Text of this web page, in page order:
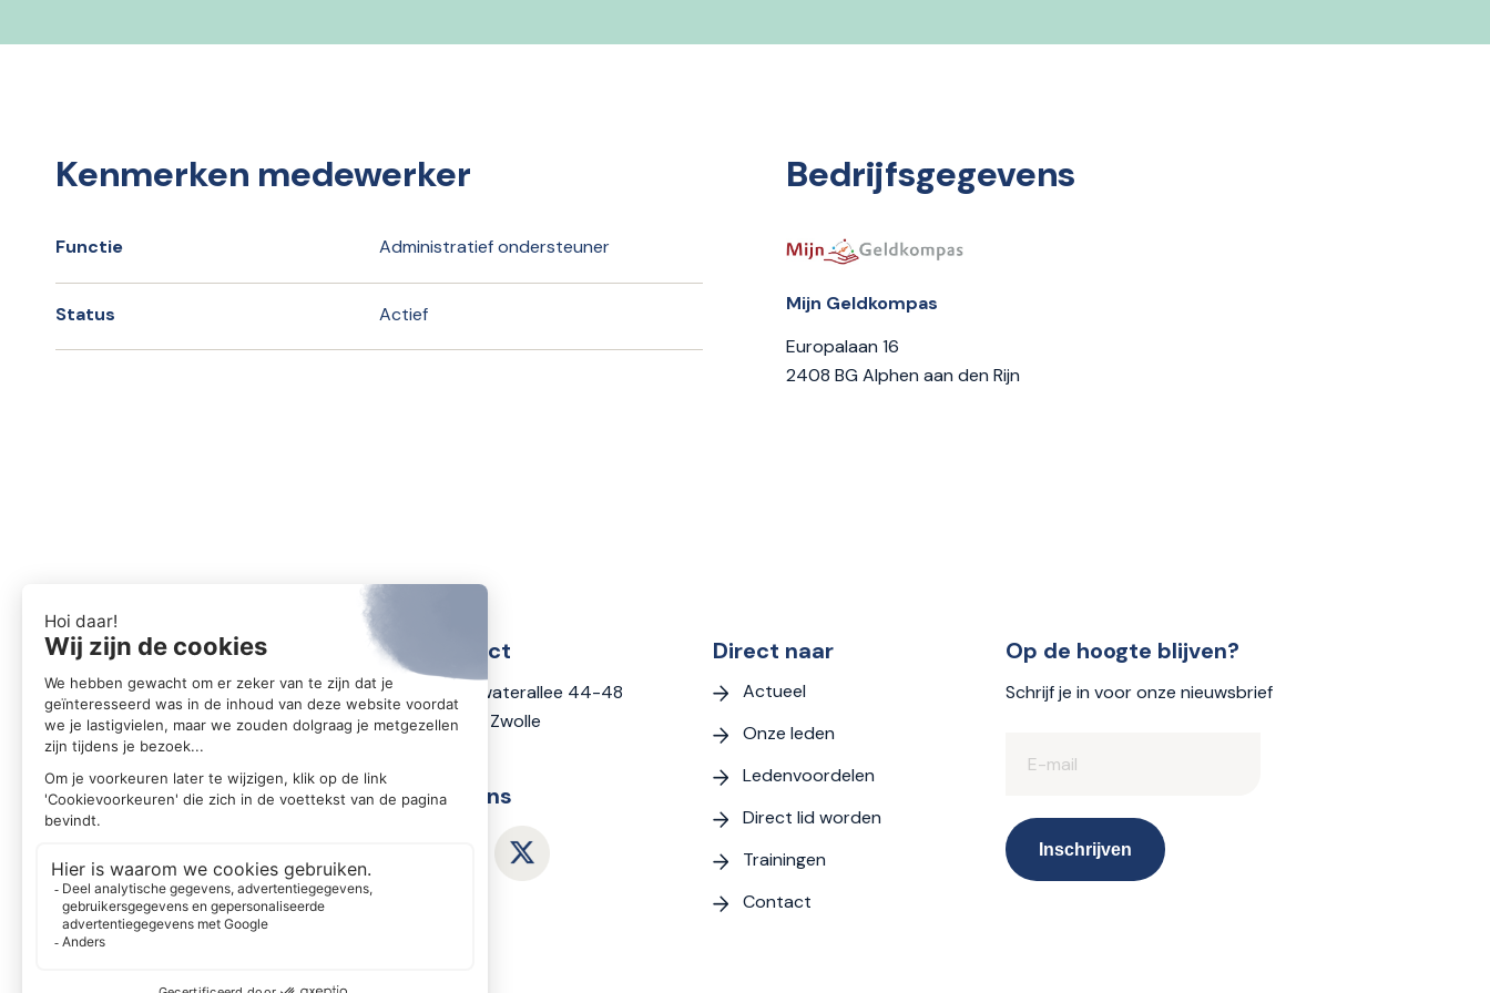
Kenmerken medewerker
Functie Administratief ondersteuner
Status Actief
Bedrijfsgegevens
Mijn Geldkompas
Europalaan 16
2408 BG Alphen aan den Rijn
Contact
Zwartewaterallee 44-48
8031 DX Zwolle
Volg ons
Direct naar
Actueel
Onze leden
Ledenvoordelen
Direct lid worden
Trainingen
Contact
Op de hoogte blijven?
Schrijf je in voor onze nieuwsbrief